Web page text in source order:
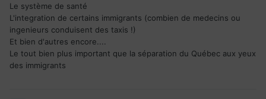
Le système de santé
L'integration de certains immigrants (combien de medecins ou
ingenieurs conduisent des taxis !)
Et bien d'autres encore....
Le tout bien plus important que la séparation du Québec aux yeux
des immigrants